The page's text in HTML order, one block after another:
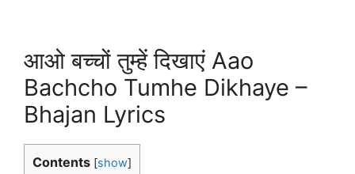
आओ बच्चों तुम्हें दिखाएं Aao
Bachcho Tumhe Dikhaye –
Bhajan Lyrics
Contents [show]